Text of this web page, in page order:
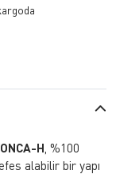
H , %100
alabilir bir yapı